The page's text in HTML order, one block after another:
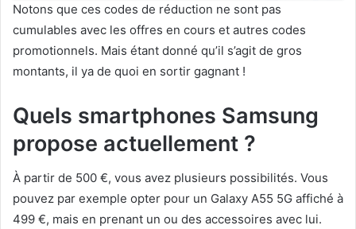
Notons que ces codes de réduction ne sont pas
cumulables avec les offres en cours et autres codes
promotionnels. Mais étant donné qu’il s’agit de gros
montants, il ya de quoi en sortir gagnant !
Quels smartphones Samsung
propose actuellement ?
À partir de 500 €, vous avez plusieurs possibilités. Vous
pouvez par exemple opter pour un Galaxy A55 5G affiché à
499 €, mais en prenant un ou des accessoires avec lui.